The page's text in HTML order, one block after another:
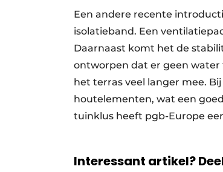
Een andere recente
isolatieband. Een
Daarnaast komt het de
ontworpen dat er geen water
het terras veel langer mee.
houtelementen, wat een
tuinklus heeft pgb-Europe
Interessant artikel?